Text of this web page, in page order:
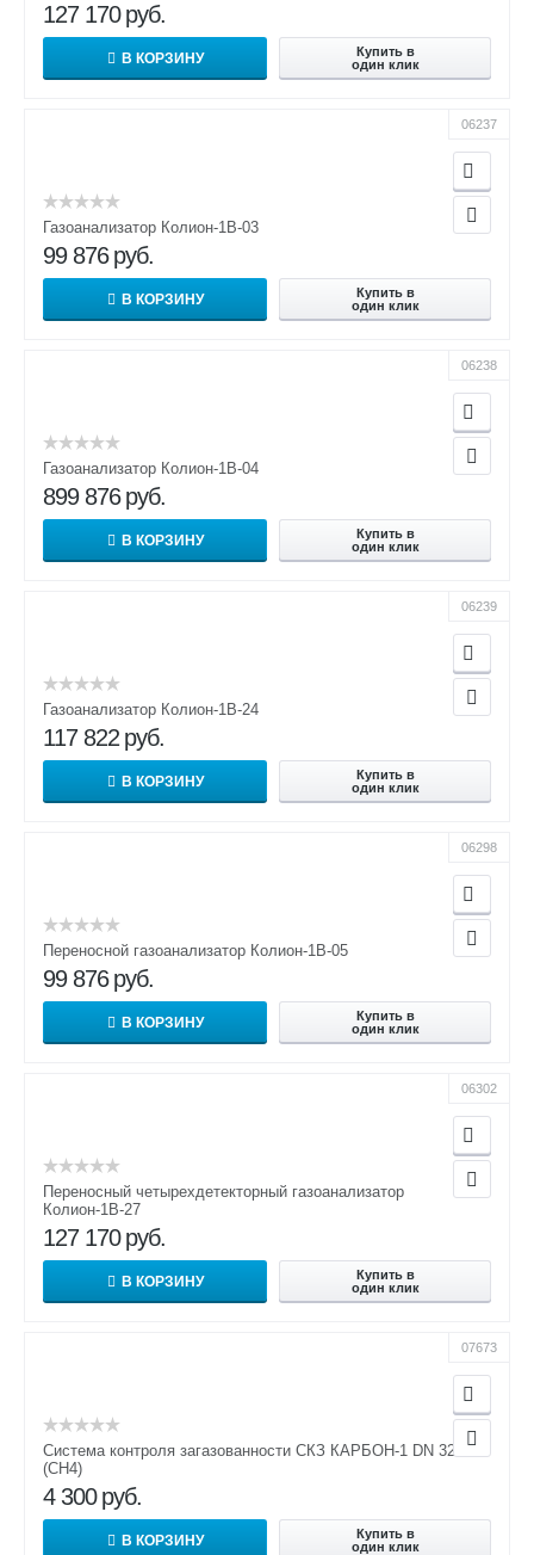
127 170 руб.
В КОРЗИНУ
Купить в
один клик
06237
Газоанализатор Колион-1В-03
99 876 руб.
В КОРЗИНУ
Купить в
один клик
06238
Газоанализатор Колион-1В-04
899 876 руб.
В КОРЗИНУ
Купить в
один клик
06239
Газоанализатор Колион-1В-24
117 822 руб.
В КОРЗИНУ
Купить в
один клик
06298
Переносной газоанализатор Колион-1В-05
99 876 руб.
В КОРЗИНУ
Купить в
один клик
06302
Переносный четырехдетекторный газоанализатор
Колион-1В-27
127 170 руб.
В КОРЗИНУ
Купить в
один клик
07673
Система контроля загазованности СКЗ КАРБОН-1 DN 32
(СН4)
4 300 руб.
В КОРЗИНУ
Купить в
один клик